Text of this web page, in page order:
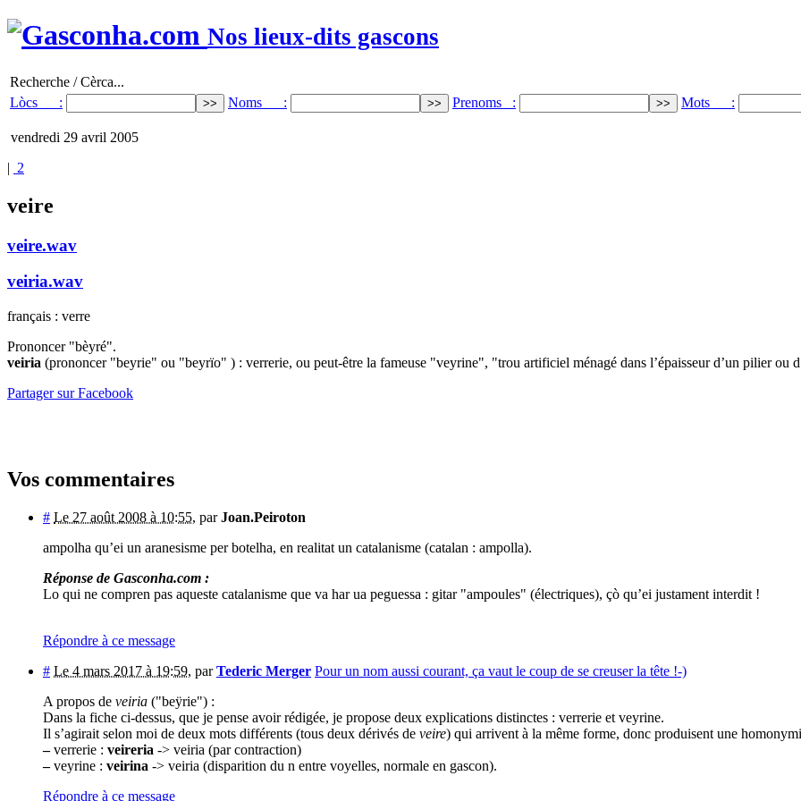
Nos lieux-dits gascons
Recherche / Cèrca...
Lòcs :
Noms : Prenoms : Mots :
vendredi 29 avril 2005
| 2
veire
veire.wav
veiria.wav
français : verre
Prononcer "bèyré".
veiria (prononcer "beyrie" ou "beyrïo" ) : verrerie, ou peut-être la fameuse "veyrine", "trou artificiel ménagé dans l’épaisseur d’un pilier ou
Partager sur Facebook
Vos commentaires
# Le 27 août 2008 à 10:55, parJoan.Peiroton
ampolha qu’ei un aranesisme per botelha, en realitat un catalanisme (catalan : ampolla).
Réponse de Gasconha.com :
Lo qui ne compren pas aqueste catalanisme que va har ua peguessa : gitar "ampoules" (électriques), çò qu’ei justament interdit !
Répondre à ce message
# Le 4 mars 2017 à 19:59, parTederic Merger Pour un nom aussi courant, ça vaut le coup de se creuser la tête !-)
A propos de veiria ("beÿrie") :
Dans la fiche ci-dessus, que je pense avoir rédigée, je propose deux explications distinctes : verrerie et veyrine.
Il s’agirait selon moi de deux mots différents (tous deux dérivés de veire) qui arrivent à la même forme, donc produisent une
–verrerie : veireria -> veiria (par contraction)
–veyrine : veirina -> veiria (disparition du n entre voyelles, normale en gascon).
Répondre à ce message